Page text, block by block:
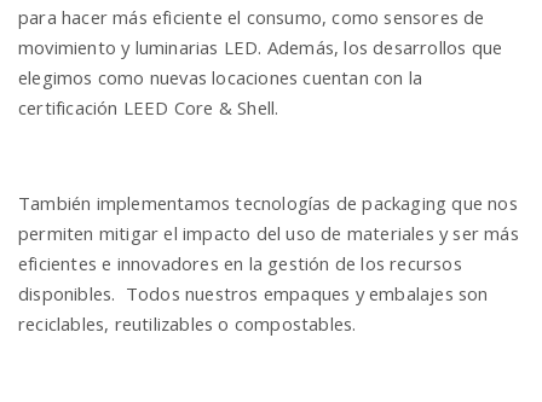
para hacer más eficiente el consumo, como sensores de
movimiento y luminarias LED. Además, los desarrollos que
elegimos como nuevas locaciones cuentan con la
certificación LEED Core & Shell.
También implementamos tecnologías de packaging que nos
permiten mitigar el impacto del uso de materiales y ser más
eficientes e innovadores en la gestión de los recursos
disponibles. Todos nuestros empaques y embalajes son
reciclables, reutilizables o compostables.